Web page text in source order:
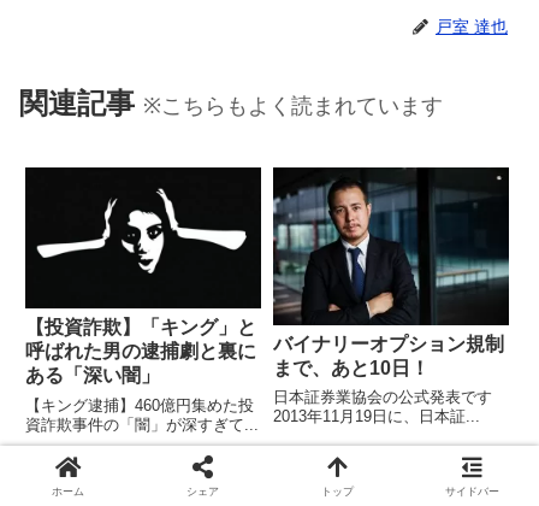
戸室 達也
関連記事 ※こちらもよく読まれています
【投資詐欺】「キング」と
呼ばれた男の逮捕劇と裏に
ある「深い闇」
【キング逮捕】460億円集めた投
資詐欺事件の「闇」が深すぎて...
バイナリーオプション規制
まで、あと10日！
日本証券業協会の公式発表です
2013年11月19日に、日本証...
ホーム シェア トップ サイドバー